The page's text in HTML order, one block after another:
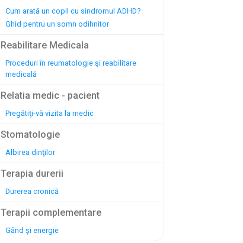
Cum arată un copil cu sindromul ADHD?
Ghid pentru un somn odihnitor
Reabilitare Medicala
Proceduri în reumatologie şi reabilitare
medicală
Relatia medic - pacient
Pregătiţi-vă vizita la medic
Stomatologie
Albirea dinţilor
Terapia durerii
Durerea cronică
Terapii complementare
Gând şi energie